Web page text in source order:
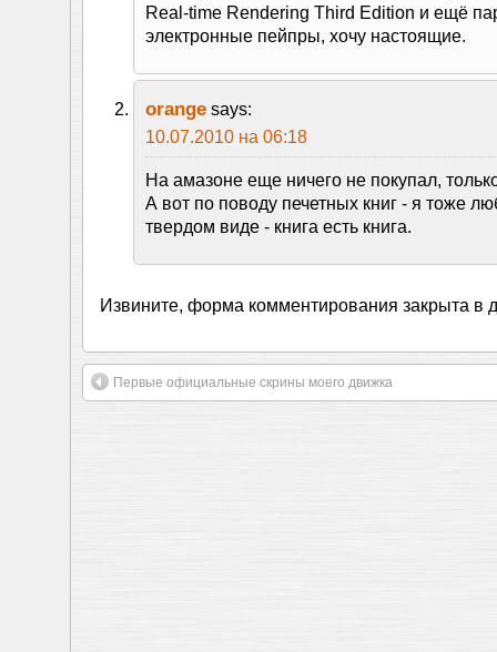
Real-time Rendering Third Edition и ещё
электронные пейпры, хочу настоящие.
orange says:
10.07.2010 на 06:18
На амазоне еще ничего не покупал,
А вот по поводу печетных книг - я тоже
твердом виде - книга есть книга.
Извините, форма комментирования закрыта в
Первые официальные скрины моего движка